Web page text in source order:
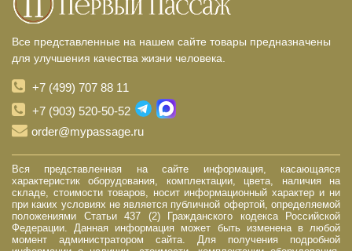
Все представленные на нашем сайте товары предназначены
для улучшения качества жизни человека.
+7 (499) 707 88 11
+7 (903) 520-50-52
order@mypassage.ru
Вся представленная на сайте информация, касающаяся
характеристик оборудования, комплектации, цвета, наличия на
складе, стоимости товаров, носит информационный характер и ни
при каких условиях не является публичной офертой, определяемой
положениями Статьи 437 (2) Гражданского кодекса Российской
Федерации. Данная информация может быть изменена в любой
момент администратором сайта. Для получения подробной